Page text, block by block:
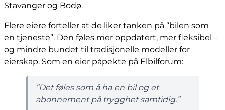
Stavanger og Bodø.
Flere eiere forteller at de liker tanken på “bilen som
en tjeneste”. Den føles mer oppdatert, mer fleksibel –
og mindre bundet til tradisjonelle modeller for
eierskap. Som en eier påpekte på Elbilforum:
“Det føles som å ha en bil og et
abonnement på trygghet samtidig.”